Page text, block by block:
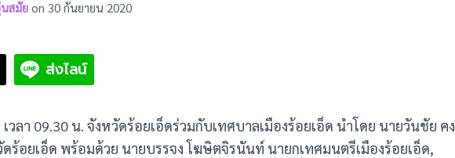
สมัย on 30 กันยายน 2020
ส่งไลน์
วลา 09.30 น. จังหวัดร้อยเอ็ดร่วมกับเทศบาลเมืองร้อยเอ็ด นำโดย นายวันชัย คง
ดร้อยเอ็ด พร้อมด้วย นายบรรจง โฆษิตจิรนันท์ นายกเทศมนตรีเมืองร้อยเอ็ด,